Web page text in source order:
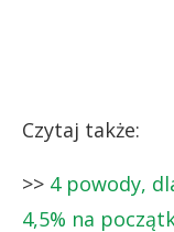
Czytaj także:
>> 4 powody,
4,5% na